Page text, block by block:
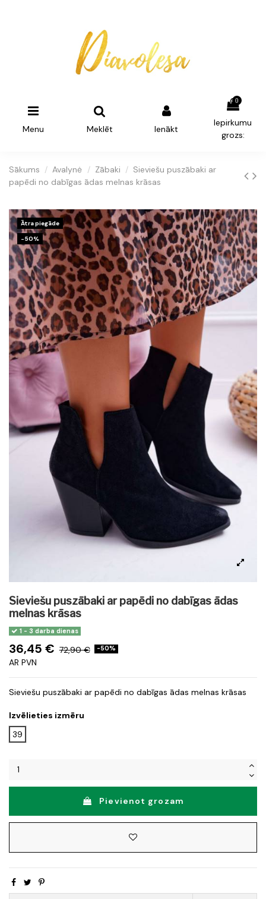
Menu Meklēt Ienākt
0
Iepirkumu
grozs:
Sākums Avalynė Zābaki
Sieviešu puszābaki ar
papēdi no dabīgas ādas melnas krāsas
Ātra piegāde
-50%
Sieviešu puszābaki ar papēdi no dabīgas ādas
melnas krāsas
1 - 3 darba dienas
36,45 € 72,90 € -50%
AR PVN
Sieviešu puszābaki ar papēdi no dabīgas ādas melnas krāsas
Izvēlieties izmēru
39
Pievienot grozam